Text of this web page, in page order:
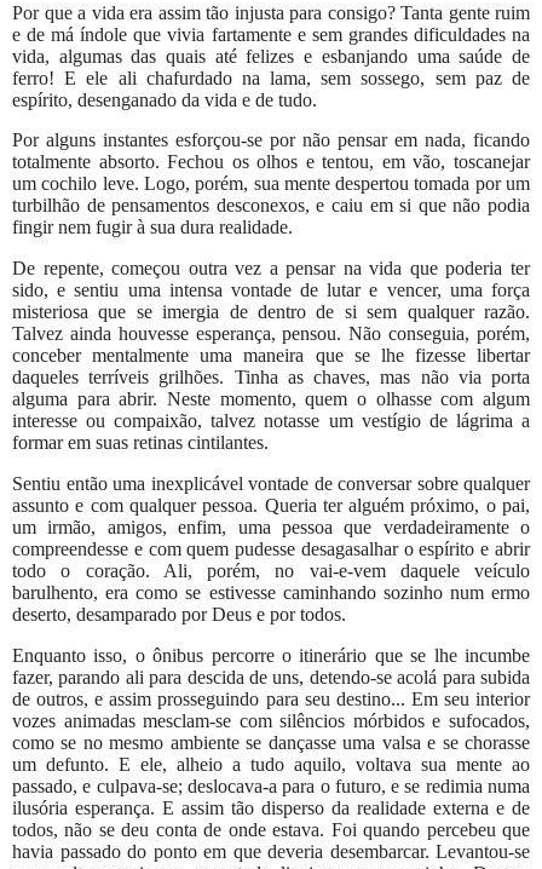
Por que a vida era assim tão injusta para consigo? Tanta gente ruim
e de má índole que vivia fartamente e sem grandes dificuldades na
vida, algumas das quais até felizes e esbanjando uma saúde de
ferro! E ele ali chafurdado na lama, sem sossego, sem paz de
espírito, desenganado da vida e de tudo.
Por alguns instantes esforçou-se por não pensar em nada, ficando
totalmente absorto. Fechou os olhos e tentou, em vão, toscanejar
um cochilo leve. Logo, porém, sua mente despertou tomada por um
turbilhão de pensamentos desconexos, e caiu em si que não podia
fingir nem fugir à sua dura realidade.
De repente, começou outra vez a pensar na vida que poderia ter
sido, e sentiu uma intensa vontade de lutar e vencer, uma força
misteriosa que se imergia de dentro de si sem qualquer razão.
Talvez ainda houvesse esperança, pensou. Não conseguia, porém,
conceber mentalmente uma maneira que se lhe fizesse libertar
daqueles terríveis grilhões. Tinha as chaves, mas não via porta
alguma para abrir. Neste momento, quem o olhasse com algum
interesse ou compaixão, talvez notasse um vestígio de lágrima a
formar em suas retinas cintilantes.
Sentiu então uma inexplicável vontade de conversar sobre qualquer
assunto e com qualquer pessoa. Queria ter alguém próximo, o pai,
um irmão, amigos, enfim, uma pessoa que verdadeiramente o
compreendesse e com quem pudesse desagasalhar o espírito e abrir
todo o coração. Ali, porém, no vai-e-vem daquele veículo
barulhento, era como se estivesse caminhando sozinho num ermo
deserto, desamparado por Deus e por todos.
Enquanto isso, o ônibus percorre o itinerário que se lhe incumbe
fazer, parando ali para descida de uns, detendo-se acolá para subida
de outros, e assim prosseguindo para seu destino... Em seu interior
vozes animadas mesclam-se com silêncios mórbidos e sufocados,
como se no mesmo ambiente se dançasse uma valsa e se chorasse
um defunto. E ele, alheio a tudo aquilo, voltava sua mente ao
passado, e culpava-se; deslocava-a para o futuro, e se redimia numa
ilusória esperança. E assim tão disperso da realidade externa e de
todos, não se deu conta de onde estava. Foi quando percebeu que
havia passado do ponto em que deveria desembarcar. Levantou-se